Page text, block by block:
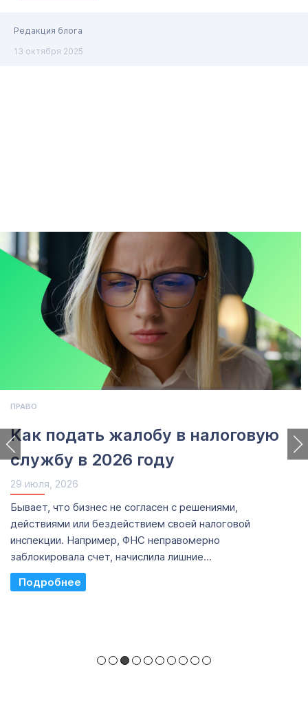
Редакция блога
13 октября 2025
ПРАВО
Как подать жалобу в налоговую
службу в 2026 году
29 июля, 2026
Бывает, что бизнес не согласен с решениями,
действиями или бездействием своей налоговой
инспекции. Например, ФНС неправомерно
заблокировала счет, начислила лишние...
Read More